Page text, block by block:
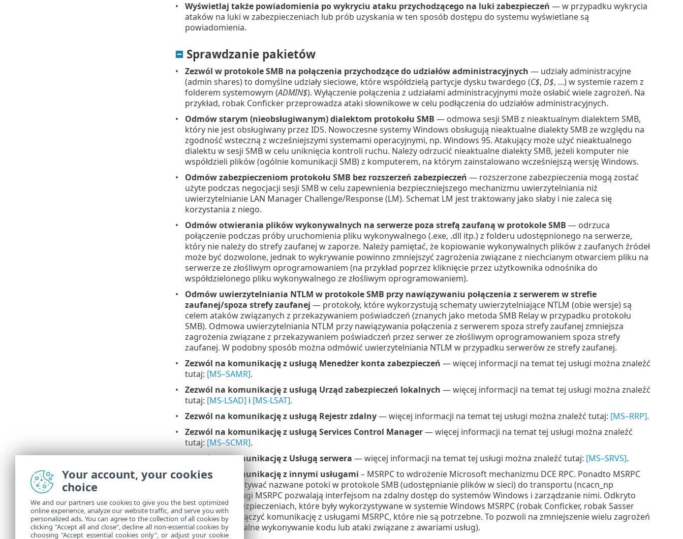
Wyświetlaj także powiadomienia po wykryciu ataku przychodzącego na luki zabezpieczeń — w przypadku wykrycia
ataków na luki w zabezpieczeniach lub prób uzyskania w ten sposób dostępu do systemu wyświetlane są
powiadomienia.
Sprawdzanie pakietów
Zezwól w protokole SMB na połączenia przychodzące do udziałów administracyjnych — udziały administracyjne
(admin shares) to domyślne udziały sieciowe, które współdzielą partycje dysku twardego (C$, D$, ...) w systemie razem z
folderem systemowym (ADMIN$). Wyłączenie połączenia z udziałami administracyjnymi może osłabić wiele zagrożeń. Na
przykład, robak Conficker przeprowadza ataki słownikowe w celu podłączenia do udziałów administracyjnych.
Odmów starym (nieobsługiwanym) dialektom protokołu SMB — odmowa sesji SMB z nieaktualnym dialektem SMB,
który nie jest obsługiwany przez IDS. Nowoczesne systemy Windows obsługują nieaktualne dialekty SMB ze względu na
zgodność wsteczną z wcześniejszymi systemami operacyjnymi, np. Windows 95. Atakujący może użyć nieaktualnego
dialektu w sesji SMB w celu uniknięcia kontroli ruchu. Należy odrzucić nieaktualne dialekty SMB, jeżeli komputer nie
współdzieli plików (ogólnie komunikacji SMB) z komputerem, na którym zainstalowano wcześniejszą wersję Windows.
Odmów zabezpieczeniom protokołu SMB bez rozszerzeń zabezpieczeń — rozszerzone zabezpieczenia mogą zostać
użyte podczas negocjacji sesji SMB w celu zapewnienia bezpieczniejszego mechanizmu uwierzytelniania niż
uwierzytelnianie LAN Manager Challenge/Response (LM). Schemat LM jest traktowany jako słaby i nie zaleca się
korzystania z niego.
Odmów otwierania plików wykonywalnych na serwerze poza strefą zaufaną w protokole SMB — odrzuca
połączenie podczas próby uruchomienia pliku wykonywalnego (.exe, .dll itp.) z folderu udostępnionego na serwerze,
który nie należy do strefy zaufanej w zaporze. Należy pamiętać, że kopiowanie wykonywalnych plików z zaufanych źródeł
może być dozwolone, jednak to wykrywanie powinno zmniejszyć zagrożenia związane z niechcianym otwarciem pliku na
serwerze ze złośliwym oprogramowaniem (na przykład poprzez kliknięcie przez użytkownika odnośnika do
współdzielonego pliku wykonywalnego ze złośliwym oprogramowaniem).
Odmów uwierzytelniania NTLM w protokole SMB przy nawiązywaniu połączenia z serwerem w strefie
zaufanej/spoza strefy zaufanej — protokoły, które wykorzystują schematy uwierzytelniające NTLM (obie wersje) są
celem ataków związanych z przekazywaniem poświadczeń (znanych jako metoda SMB Relay w przypadku protokołu
SMB). Odmowa uwierzytelniania NTLM przy nawiązywania połączenia z serwerem spoza strefy zaufanej zmniejsza
zagrożenia związane z przekazywaniem poświadczeń przez serwer ze złośliwym oprogramowaniem spoza strefy
zaufanej. W podobny sposób można odmówić uwierzytelniania NTLM w przypadku serwerów ze strefy zaufanej.
Zezwól na komunikację z usługą Menedżer konta zabezpieczeń — więcej informacji na temat tej usługi można znaleźć
tutaj: [MS–SAMR].
Zezwól na komunikację z usługą Urząd zabezpieczeń lokalnych — więcej informacji na temat tej usługi można znaleźć
tutaj: [MS-LSAD] i [MS-LSAT].
Zezwól na komunikację z usługą Rejestr zdalny— więcej informacji na temat tej usługi można znaleźć tutaj: [MS–RRP].
Zezwól na komunikację z usługą Services Control Manager— więcej informacji na temat tej usługi można znaleźć
tutaj: [MS–SCMR].
Zezwól na komunikację z Usługą serwera — więcej informacji na temat tej usługi można znaleźć tutaj: [MS–SRVS].
Zezwól na komunikację z innymi usługami – MSRPC to wdrożenie Microsoft mechanizmu DCE RPC. Ponadto MSRPC
może wykorzystywać nazwane potoki w protokole SMB (udostępnianie plików w sieci) do transportu (ncacn_np
transport). Usługi MSRPC pozwalają interfejsom na zdalny dostęp do systemów Windows i zarządzanie nimi. Odkryto
kilka luk w zabezpieczeniach, które były wykorzystywane w systemie Windows MSRPC (robak Conficker, robak Sasser
itp.). Należy wyłączyć komunikację z usługami MSRPC, które nie są potrzebne. To pozwoli na zmniejszenie wielu zagrożeń
(na przykład zdalne wykonywanie kodu lub ataki związane z awariami usług).
Your account, your cookies
choice
We and our partners use cookies to give you the best optimized
online experience, analyze our website traffic, and serve you with
personalized ads. You can agree to the collection of all cookies by
clicking "Accept all and close", decline all non-essential cookies by
choosing "Accept essential cookies only", or adjust your cookie